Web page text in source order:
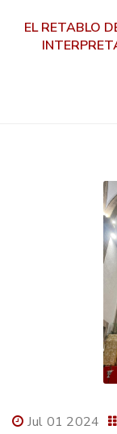
EL RETABLO
Jul 01 2024